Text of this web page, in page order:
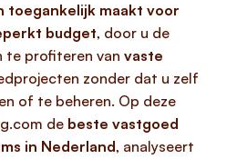
toegankelijk maakt voor
budget, door u de
te profiteren van vaste
zonder dat u zelf
of te beheren. Op deze
de beste vastgoed
in Nederland, analyseert